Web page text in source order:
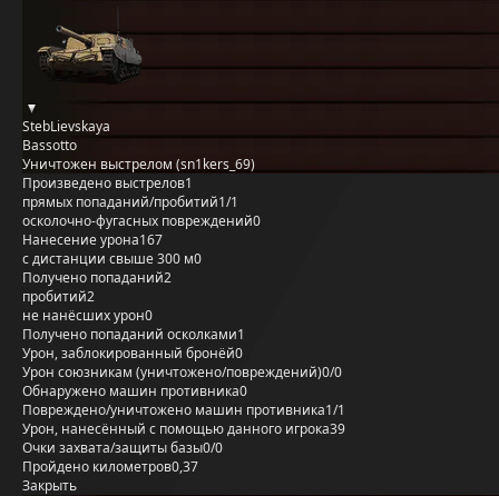
StebLievskaya
Bassotto
Уничтожен выстрелом (sn1kers_69)
Произведено выстрелов1
прямых попаданий/пробитий1/1
осколочно-фугасных повреждений0
Нанесение урона167
с дистанции свыше 300 м0
Получено попаданий2
пробитий2
не нанёсших урон0
Получено попаданий осколками1
Урон, заблокированный бронёй0
Урон союзникам (уничтожено/повреждений)0/0
Обнаружено машин противника0
Повреждено/уничтожено машин противника1/1
Урон, нанесённый с помощью данного игрока39
Очки захвата/защиты базы0/0
Пройдено километров0,37
Закрыть